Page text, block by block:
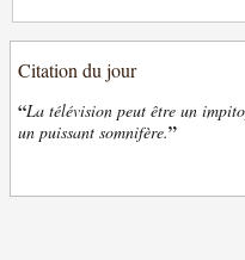
Citation du jour
“La télévision peut être un
un puissant somnifère.”